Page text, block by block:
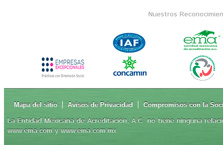
Nuestros
Mapa del sitio Avisos de Privacidad Compromisos con la
La Entidad Mexicana de Acreditación, A.C. no tiene ninguna
www.ema.com y www.ema.com.mx